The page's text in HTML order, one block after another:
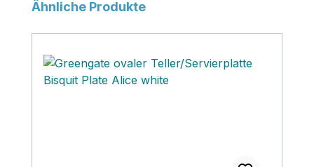
Produktgalerie überspringen
Ähnliche Produkte